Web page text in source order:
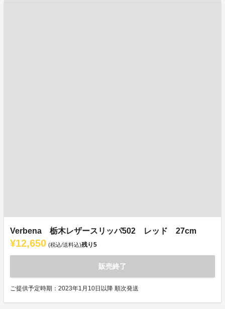
Verbena 栃木レザースリッパ502 レッド 27cm
¥12,650 (税込/送料込)残り5
販売終了
ご提供予定時期：2023年1月10日以降 順次発送